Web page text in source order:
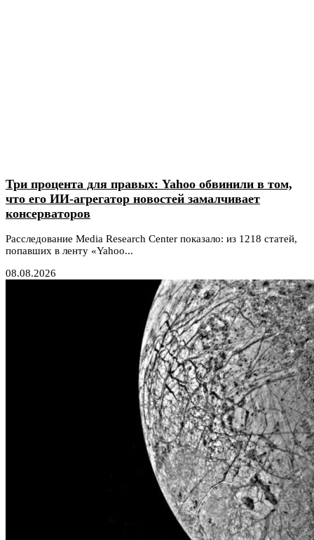
Три процента для правых: Yahoo обвинили в том,
что его ИИ-агрегатор новостей замалчивает
консерваторов
Расследование Media Research Center показало: из 1218 статей,
попавших в ленту «Yahoo...
08.08.2026